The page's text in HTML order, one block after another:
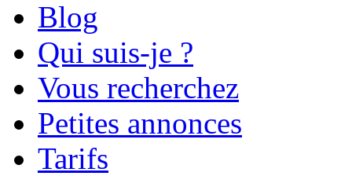
Blog
Qui suis-je ?
Vous recherchez
Petites annonces
Tarifs